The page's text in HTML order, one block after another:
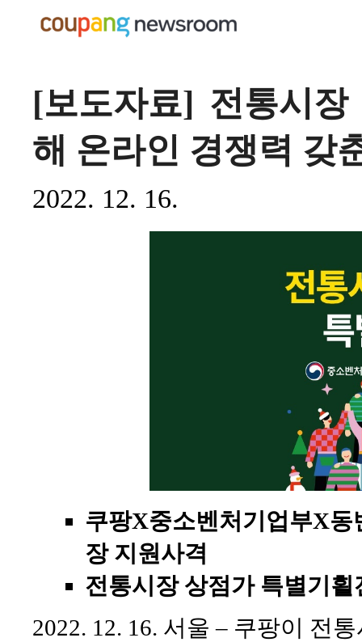
[보도자료] 전통시
해 온라인 경쟁력 갖
2022. 12. 16.
쿠팡X중소벤처기업부X
장 지원사격
전통시장 상점가 특별기
2022. 12. 16. 서울 – 쿠팡이 전